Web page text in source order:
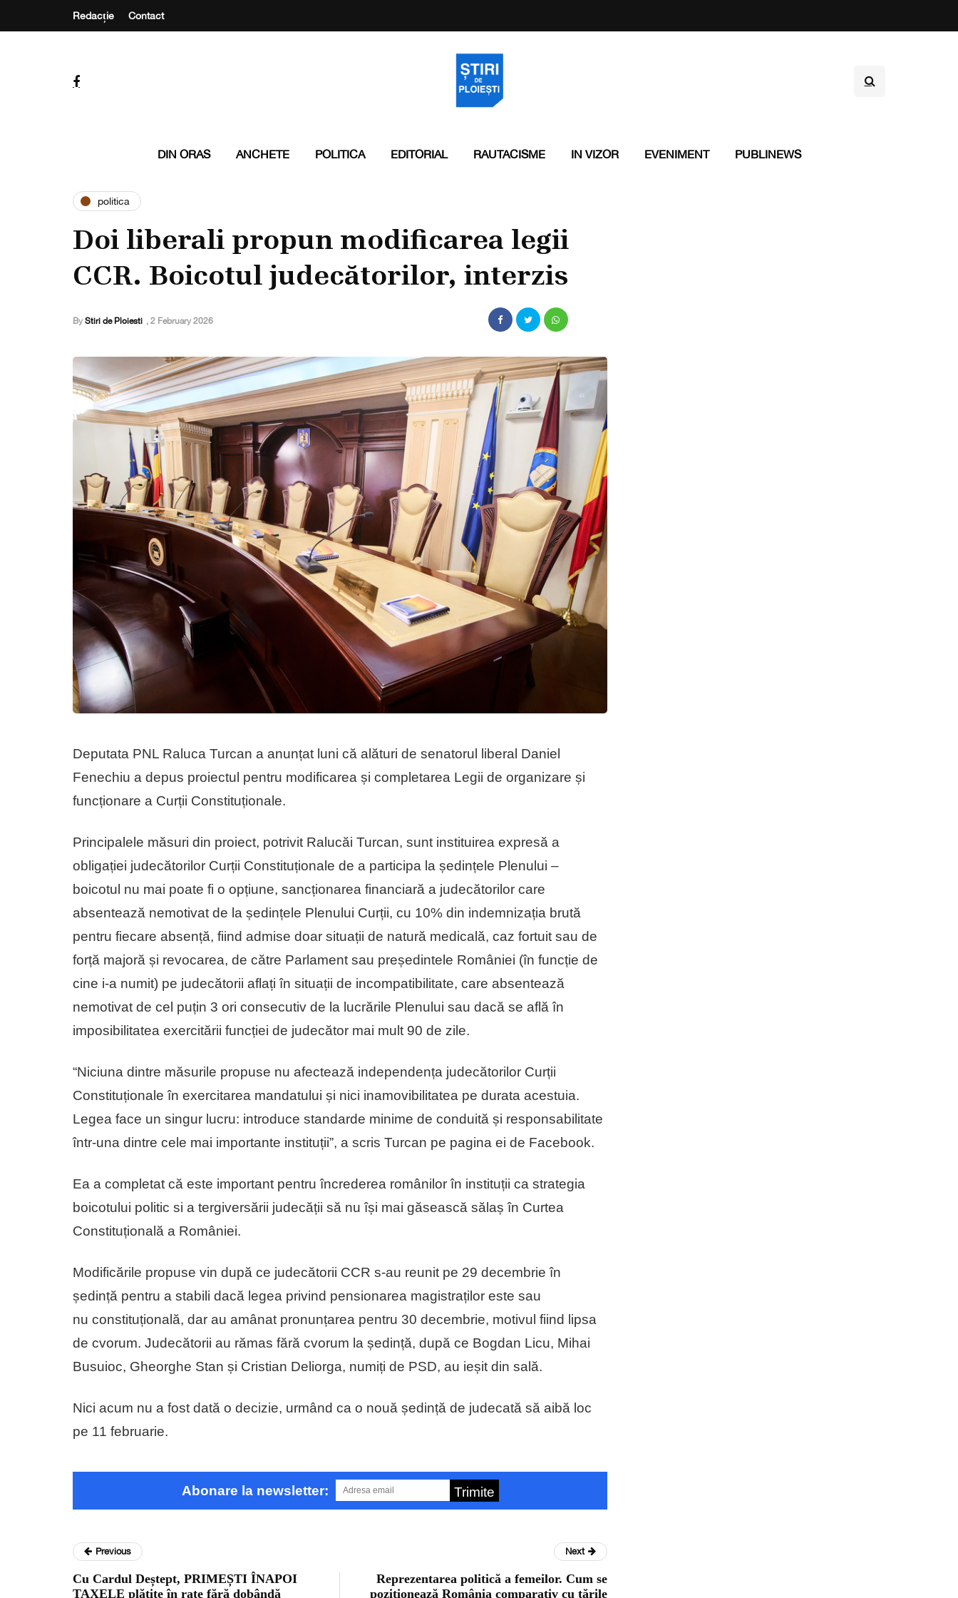
Redacție Contact
DIN ORAS ANCHETE POLITICA EDITORIAL RAUTACISME IN VIZOR EVENIMENT PUBLINEWS
politica
Doi liberali propun modificarea legii
CCR. Boicotul judecătorilor, interzis
By Stiri de Ploiesti , 2 February 2026
Deputata PNL Raluca Turcan a anunțat luni că alături de senatorul liberal Daniel
Fenechiu a depus proiectul pentru modificarea și completarea Legii de organizare și
funcționare a Curții Constituționale.
Principalele măsuri din proiect, potrivit Ralucăi Turcan, sunt instituirea expresă a
obligației judecătorilor Curții Constituționale de a participa la ședințele Plenului –
boicotul nu mai poate fi o opțiune, sancționarea financiară a judecătorilor care
absentează nemotivat de la ședințele Plenului Curții, cu 10% din indemnizația brută
pentru fiecare absență, fiind admise doar situații de natură medicală, caz fortuit sau de
forță majoră și revocarea, de către Parlament sau președintele României (în funcție de
cine i-a numit) pe judecătorii aflați în situații de incompatibilitate, care absentează
nemotivat de cel puțin 3 ori consecutiv de la lucrările Plenului sau dacă se află în
imposibilitatea exercitării funcției de judecător mai mult 90 de zile.
“Niciuna dintre măsurile propuse nu afectează independența judecătorilor Curții
Constituționale în exercitarea mandatului și nici inamovibilitatea pe durata acestuia.
Legea face un singur lucru: introduce standarde minime de conduită și responsabilitate
într-una dintre cele mai importante instituții”, a scris Turcan pe pagina ei de Facebook.
Ea a completat că este important pentru încrederea românilor în instituții ca strategia
boicotului politic si a tergiversării judecății să nu își mai găsească sălaș în Curtea
Constituțională a României.
Modificările propuse vin după ce judecătorii CCR s-au reunit pe 29 decembrie în
ședință pentru a stabili dacă legea privind pensionarea magistraților este sau
nu constituțională, dar au amânat pronunțarea pentru 30 decembrie, motivul fiind lipsa
de cvorum. Judecătorii au rămas fără cvorum la ședință, după ce Bogdan Licu, Mihai
Busuioc, Gheorghe Stan și Cristian Deliorga, numiți de PSD, au ieșit din sală.
Nici acum nu a fost dată o decizie, urmând ca o nouă ședință de judecată să aibă loc
pe 11 februarie.
Abonare la newsletter: Trimite
Previous
Cu Cardul Deștept, PRIMEȘTI ÎNAPOI
TAXELE plătite în rate fără dobândă
Next
Reprezentarea politică a femeilor. Cum se
poziționează România comparativ cu țările